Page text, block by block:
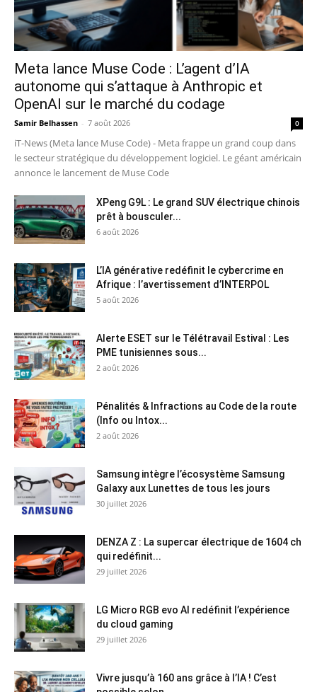
Meta lance Muse Code : L’agent d’IA
autonome qui s’attaque à Anthropic et
OpenAI sur le marché du codage
Samir Belhassen - 7 août 2026 0
iT-News (Meta lance Muse Code) - Meta frappe un grand coup dans
le secteur stratégique du développement logiciel. Le géant américain
annonce le lancement de Muse Code
XPeng G9L : Le grand SUV électrique chinois
prêt à bousculer...
6 août 2026
L’IA générative redéfinit le cybercrime en
Afrique : l’avertissement d’INTERPOL
5 août 2026
Alerte ESET sur le Télétravail Estival : Les
PME tunisiennes sous...
2 août 2026
Pénalités & Infractions au Code de la route
(Info ou Intox...
2 août 2026
Samsung intègre l’écosystème Samsung
Galaxy aux Lunettes de tous les jours
30 juillet 2026
DENZA Z : La supercar électrique de 1604 ch
qui redéfinit...
29 juillet 2026
LG Micro RGB evo AI redéfinit l’expérience
du cloud gaming
29 juillet 2026
Vivre jusqu’à 160 ans grâce à l’IA ! C’est